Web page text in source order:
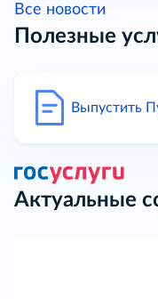
Все новости
Полезные
Выпустить
Актуальные